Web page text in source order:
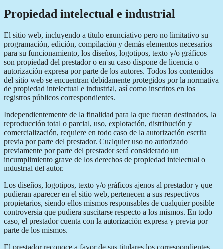
Propiedad intelectual e industrial
El sitio web, incluyendo a título enunciativo pero no limitativo su
programación, edición, compilación y demás elementos necesarios
para su funcionamiento, los diseños, logotipos, texto y/o gráficos
son propiedad del prestador o en su caso dispone de licencia o
autorización expresa por parte de los autores. Todos los contenidos
del sitio web se encuentran debidamente protegidos por la normativa
de propiedad intelectual e industrial, así como inscritos en los
registros públicos correspondientes.
Independientemente de la finalidad para la que fueran destinados, la
reproducción total o parcial, uso, explotación, distribución y
comercialización, requiere en todo caso de la autorización escrita
previa por parte del prestador. Cualquier uso no autorizado
previamente por parte del prestador será considerado un
incumplimiento grave de los derechos de propiedad intelectual o
industrial del autor.
Los diseños, logotipos, texto y/o gráficos ajenos al prestador y que
pudieran aparecer en el sitio web, pertenecen a sus respectivos
propietarios, siendo ellos mismos responsables de cualquier posible
controversia que pudiera suscitarse respecto a los mismos. En todo
caso, el prestador cuenta con la autorización expresa y previa por
parte de los mismos.
El prestador reconoce a favor de sus titulares los correspondientes